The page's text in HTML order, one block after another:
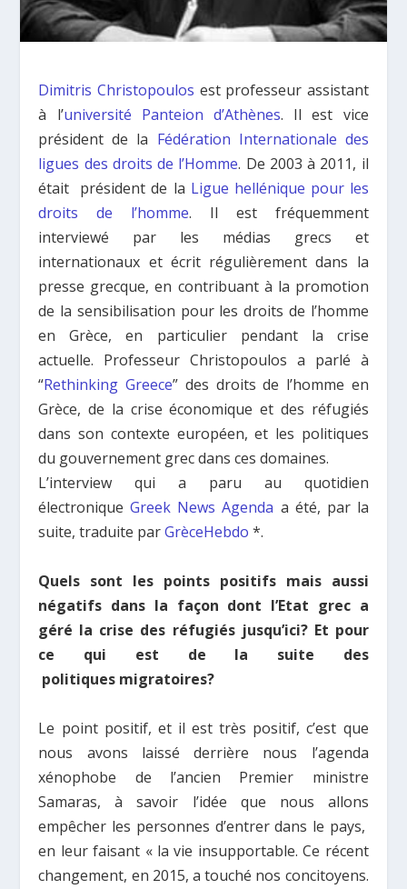
Dimitris Christopoulos est professeur assistant
à l’université Panteion d’Athènes. Il est vice
président de la Fédération Internationale des
ligues des droits de l’Homme. De 2003 à 2011, il
était président de la Ligue hellénique pour les
droits de l’homme. Il est fréquemment
interviewé par les médias grecs et
internationaux et écrit régulièrement dans la
presse grecque, en contribuant à la promotion
de la sensibilisation pour les droits de l’homme
en Grèce, en particulier pendant la crise
actuelle. Professeur Christopoulos a parlé à
“Rethinking Greece” des droits de l’homme en
Grèce, de la crise économique et des réfugiés
dans son contexte européen, et les politiques
du gouvernement grec dans ces domaines.
L’interview qui a paru au quotidien
électroniqueGreek News Agenda a été, par la
suite, traduite parGrèceHebdo *.
Quels sont les points positifs mais aussi
négatifs dans la façon dont l’Etat grec a
géré la crise des réfugiés jusqu’ici? Et pour
ce qui est de la suite des
politiques migratoires?
Le point positif, et il est très positif, c’est que
nous avons laissé derrière nous l’agenda
xénophobe de l’ancien Premier ministre
Samaras, à savoir l’idée que nous allons
empêcher les personnes d’entrer dans le pays,
en leur faisant « la vie insupportable. Ce récent
changement, en 2015, a touché nos concitoyens.